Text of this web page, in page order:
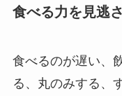
食べる力を見逃
食べるのが遅い、
る、丸のみする、